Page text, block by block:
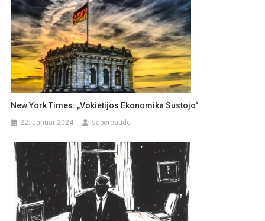
New York Times: „Vokietijos Ekonomika Sustojo“
22. Januar 2024 sapereaude